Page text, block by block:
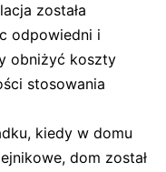
została
odpowiedni i
obniżyć koszty
stosowania
kiedy w domu
dom został